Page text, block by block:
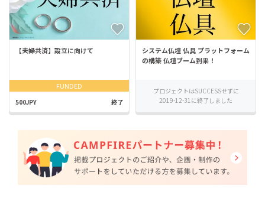
【夫婦共済】設立に向けて
FUNDED
500JPY 終了
システム仏壇 仏具 プラットフォーム
の構築 仏壇ブーム到来！
プロジェクトはSUCCESSせずに
2019-12-31に終了しました